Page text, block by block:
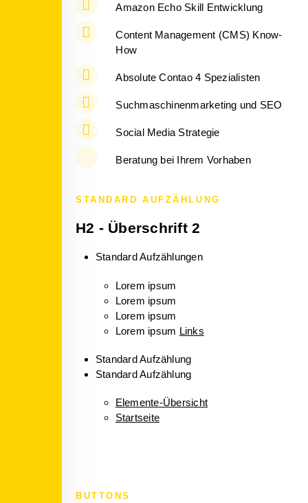
Amazon Echo Skill Entwicklung
Content Management (CMS) Know-
How
Absolute Contao 4 Spezialisten
Suchmaschinenmarketing und SEO
Social Media Strategie
Beratung bei Ihrem Vorhaben
STANDARD AUFZÄHLUNG
H2 - Überschrift 2
Standard Aufzählungen
Lorem ipsum
Lorem ipsum
Lorem ipsum
Lorem ipsum Links
Standard Aufzählung
Standard Aufzählung
Elemente-Übersicht
Startseite
BUTTONS